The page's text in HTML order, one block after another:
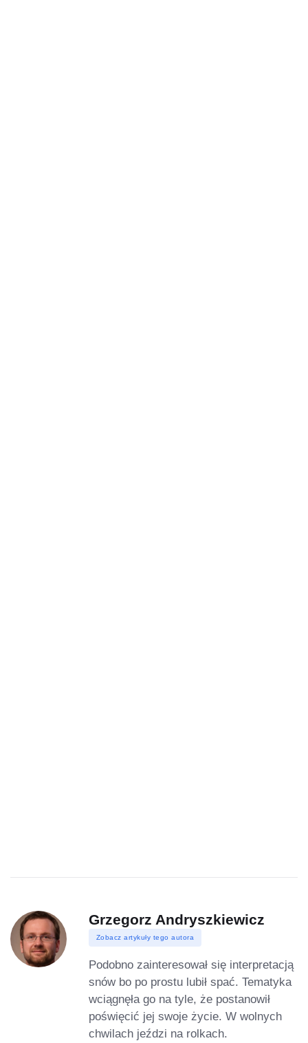
Grzegorz Andryszkiewicz
Zobacz artykuły tego autora
Podobno zainteresował się interpretacją
snów bo po prostu lubił spać. Tematyka
wciągnęła go na tyle, że postanowił
poświęcić jej swoje życie. W wolnych
chwilach jeździ na rolkach.